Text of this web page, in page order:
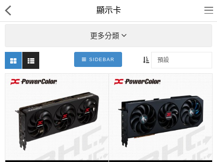
客訂商品
超值DIY主機
迷你PC專區
華碩品牌桌上型組裝機
顯示卡
更多分類
SIDEBAR